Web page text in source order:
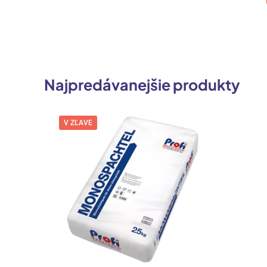
Najpredávanejšie produkty
V ZĽAVE